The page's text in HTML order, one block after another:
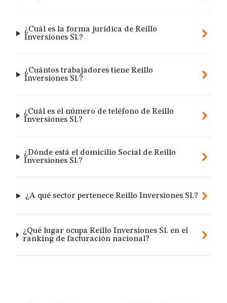
¿Cuál es la forma jurídica de Reillo
Inversiones Sl.?
¿Cuántos trabajadores tiene Reillo
Inversiones Sl.?
¿Cuál es el número de teléfono de Reillo
Inversiones Sl.?
¿Dónde está el domicilio Social de Reillo
Inversiones Sl.?
¿A qué sector pertenece Reillo Inversiones Sl.?
¿Qué lugar ocupa Reillo Inversiones Sl. en el
ranking de facturación nacional?